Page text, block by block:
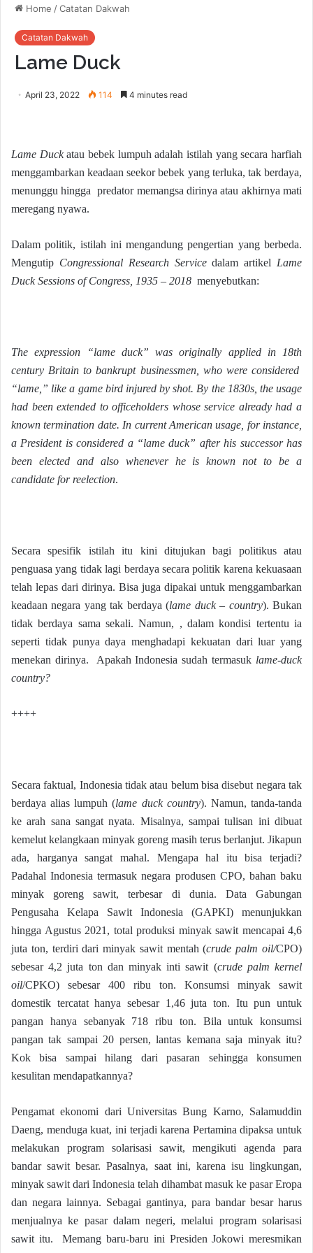
Home /Catatan Dakwah
Catatan Dakwah
Lame Duck
April 23, 2022 114 4 minutes read
Lame Duckatau bebek lumpuh adalah istilah yang secara harfiah
menggambarkan keadaan seekor bebek yang terluka, tak berdaya,
menunggu hingga predator memangsa dirinya atau akhirnya mati
meregang nyawa.
Dalam politik, istilah ini mengandung pengertian yang berbeda.
Mengutip Congressional Research Servicedalam artikel Lame
Duck Sessions of Congress, 1935 – 2018 menyebutkan:
The expression “lame duck” was originally applied in 18th
century Britain to bankrupt businessmen, who were considered
“lame,” like a game bird injured by shot. By the 1830s, the usage
had been extended to officeholders whose service already had a
known termination date. In current American usage, for instance,
a President is considered a “lame duck” after his successor has
been elected and also whenever he is known not to be a
candidate for reelection.
Secara spesifik istilah itu kini ditujukan bagi politikus atau
penguasa yang tidak lagi berdaya secara politik karena kekuasaan
telah lepas dari dirinya. Bisa juga dipakai untuk menggambarkan
keadaan negara yang tak berdaya (lame duck – country). Bukan
tidak berdaya sama sekali. Namun, , dalam kondisi tertentu ia
seperti tidak punya daya menghadapi kekuatan dari luar yang
menekan dirinya. Apakah Indonesia sudah termasuk lame-duck
country?
++++
Secara faktual, Indonesia tidak atau belum bisa disebut negara tak
berdaya alias lumpuh (lame duck country). Namun, tanda-tanda
ke arah sana sangat nyata. Misalnya, sampai tulisan ini dibuat
kemelut kelangkaan minyak goreng masih terus berlanjut. Jikapun
ada, harganya sangat mahal. Mengapa hal itu bisa terjadi?
Padahal Indonesia termasuk negara produsen CPO, bahan baku
minyak goreng sawit, terbesar di dunia. Data Gabungan
Pengusaha Kelapa Sawit Indonesia (GAPKI) menunjukkan
hingga Agustus 2021, total produksi minyak sawit mencapai 4,6
juta ton, terdiri dari minyak sawit mentah (crude palm oil/CPO)
sebesar 4,2 juta ton dan minyak inti sawit (crude palm kernel
oil/CPKO) sebesar 400 ribu ton. Konsumsi minyak sawit
domestik tercatat hanya sebesar 1,46 juta ton. Itu pun untuk
pangan hanya sebanyak 718 ribu ton. Bila untuk konsumsi
pangan tak sampai 20 persen, lantas kemana saja minyak itu?
Kok bisa sampai hilang dari pasaran sehingga konsumen
kesulitan mendapatkannya?
Pengamat ekonomi dari Universitas Bung Karno, Salamuddin
Daeng, menduga kuat, ini terjadi karena Pertamina dipaksa untuk
melakukan program solarisasi sawit, mengikuti agenda para
bandar sawit besar. Pasalnya, saat ini, karena isu lingkungan,
minyak sawit dari Indonesia telah dihambat masuk ke pasar Eropa
dan negara lainnya. Sebagai gantinya, para bandar besar harus
menjualnya ke pasar dalam negeri, melalui program solarisasi
sawit itu. Memang baru-baru ini Presiden Jokowi meresmikan